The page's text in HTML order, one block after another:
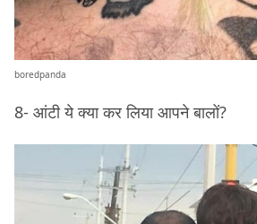
boredpanda
8- आंटी ये क्या कर लिया आपने बालों?